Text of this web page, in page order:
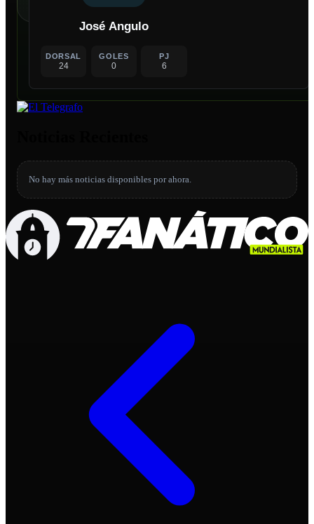
José Angulo
DORSAL
24
GOLES
0
PJ
6
No hay más noticias disponibles por ahora.